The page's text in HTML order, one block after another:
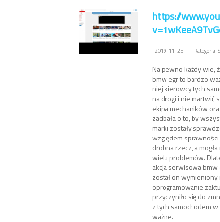
https://
2019-11-25 | Kategoria:
Na pewno każdy wie,
bmw egr to bardzo
niej kierowcy tych
na drogi i nie martwić
ekipa mechaników
zadbała o to, by
marki zostały
względem
drobna rzecz, a
wielu problemów.
akcja serwisowa bmw
został on wymieniony
oprogramowanie
przyczyniło się do
z tych samochodem w
ważne.